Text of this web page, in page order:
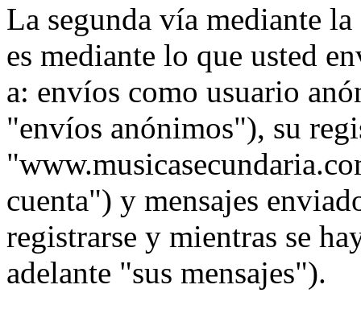
La segunda vía mediante
es mediante lo que usted
a: envíos como usuario
"envíos anónimos"), su
cuenta") y mensajes
registrarse y mientras se
adelante "sus mensajes").